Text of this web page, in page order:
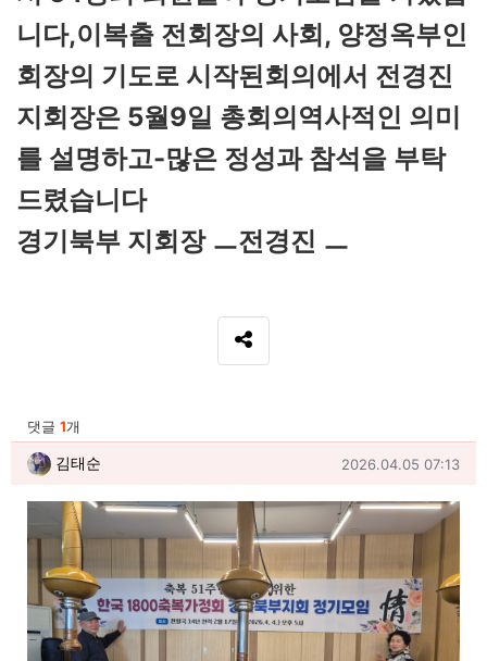
니다,이복출 전회장의 사회, 양정옥부인
회장의 기도로 시작된회의에서 전경진
지회장은 5월9일 총회의역사적인 의미
를 설명하고-많은 정성과 참석을 부탁
드렸습니다
경기북부 지회장 ㅡ전경진 ㅡ
SNS 공유
댓글 1개
김태순님의 댓글
김태순 작성일
2026.04.05 07:13